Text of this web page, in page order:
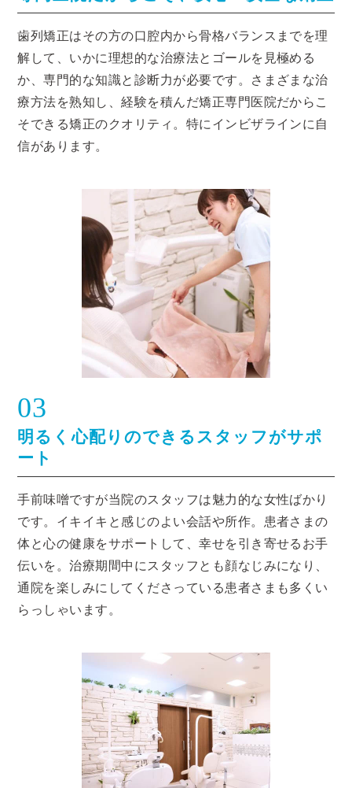
歯列矯正はその方の口腔内から骨格バランスまでを理
解して、いかに理想的な治療法とゴールを見極める
か、専門的な知識と診断力が必要です。さまざまな治
療方法を熟知し、経験を積んだ矯正専門医院だからこ
そできる矯正のクオリティ。特にインビザラインに自
信があります。
03
明るく心配りのできるスタッフがサポ
ート
手前味噌ですが当院のスタッフは魅力的な女性ばかり
です。イキイキと感じのよい会話や所作。患者さまの
体と心の健康をサポートして、幸せを引き寄せるお手
伝いを。治療期間中にスタッフとも顔なじみになり、
通院を楽しみにしてくださっている患者さまも多くい
らっしゃいます。